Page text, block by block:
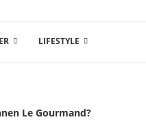
LIFESTYLE
Le Gourmand?